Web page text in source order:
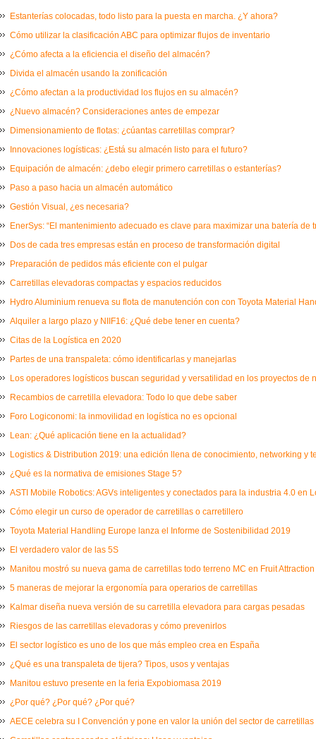
Estanterías colocadas, todo listo para la puesta en marcha. ¿Y ahora?
Cómo utilizar la clasificación ABC para optimizar flujos de inventario
¿Cómo afecta a la eficiencia el diseño del almacén?
Divida el almacén usando la zonificación
¿Cómo afectan a la productividad los flujos en su almacén?
¿Nuevo almacén? Consideraciones antes de empezar
Dimensionamiento de flotas: ¿cúantas carretillas comprar?
Innovaciones logísticas: ¿Está su almacén listo para el futuro?
Equipación de almacén: ¿debo elegir primero carretillas o estanterías?
Paso a paso hacia un almacén automático
Gestión Visual, ¿es necesaria?
EnerSys: “El mantenimiento adecuado es clave para maximizar una batería de
Dos de cada tres empresas están en proceso de transformación digital
Preparación de pedidos más eficiente con el pulgar
Carretillas elevadoras compactas y espacios reducidos
Hydro Aluminium renueva su flota de manutención con con Toyota Material
Alquiler a largo plazo y NIIF16: ¿Qué debe tener en cuenta?
Citas de la Logística en 2020
Partes de una transpaleta: cómo identificarlas y manejarlas
Los operadores logísticos buscan seguridad y versatilidad en los proyectos de
Recambios de carretilla elevadora: Todo lo que debe saber
Foro Logiconomi: la inmovilidad en logística no es opcional
Lean: ¿Qué aplicación tiene en la actualidad?
Logistics & Distribution 2019: una edición llena de conocimiento, networking y
¿Qué es la normativa de emisiones Stage 5?
ASTI Mobile Robotics: AGVs inteligentes y conectados para la industria 4.0 en
Cómo elegir un curso de operador de carretillas o carretillero
Toyota Material Handling Europe lanza el Informe de Sostenibilidad 2019
El verdadero valor de las 5S
Manitou mostró su nueva gama de carretillas todo terreno MC en Fruit Attraction
5 maneras de mejorar la ergonomía para operarios de carretillas
Kalmar diseña nueva versión de su carretilla elevadora para cargas pesadas
Riesgos de las carretillas elevadoras y cómo prevenirlos
El sector logístico es uno de los que más empleo crea en España
¿Qué es una transpaleta de tijera? Tipos, usos y ventajas
Manitou estuvo presente en la feria Expobiomasa 2019
¿Por qué? ¿Por qué? ¿Por qué?
AECE celebra su I Convención y pone en valor la unión del sector de carretillas